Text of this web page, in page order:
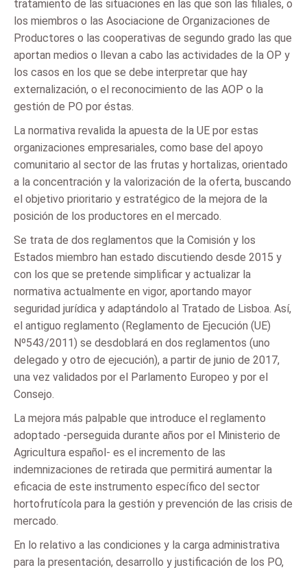
tratamiento de las situaciones en las que son las filiales, o
los miembros o las Asociacione de Organizaciones de
Productores o las cooperativas de segundo grado las que
aportan medios o llevan a cabo las actividades de la OP y
los casos en los que se debe interpretar que hay
externalización, o el reconocimiento de las AOP o la
gestión de PO por éstas.
La normativa revalida la apuesta de la UE por estas
organizaciones empresariales, como base del apoyo
comunitario al sector de las frutas y hortalizas, orientado
a la concentración y la valorización de la oferta, buscando
el objetivo prioritario y estratégico de la mejora de la
posición de los productores en el mercado.
Se trata de dos reglamentos que la Comisión y los
Estados miembro han estado discutiendo desde 2015 y
con los que se pretende simplificar y actualizar la
normativa actualmente en vigor, aportando mayor
seguridad jurídica y adaptándolo al Tratado de Lisboa. Así,
el antiguo reglamento (Reglamento de Ejecución (UE)
Nº543/2011) se desdoblará en dos reglamentos (uno
delegado y otro de ejecución), a partir de junio de 2017,
una vez validados por el Parlamento Europeo y por el
Consejo.
La mejora más palpable que introduce el reglamento
adoptado -perseguida durante años por el Ministerio de
Agricultura español- es el incremento de las
indemnizaciones de retirada que permitirá aumentar la
eficacia de este instrumento específico del sector
hortofrutícola para la gestión y prevención de las crisis de
mercado.
En lo relativo a las condiciones y la carga administrativa
para la presentación, desarrollo y justificación de los PO,